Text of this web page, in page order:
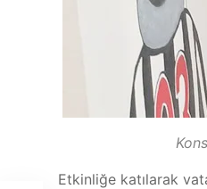
Etkinliğe katılarak